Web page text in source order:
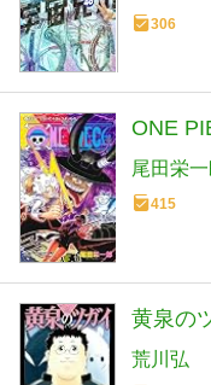
306
ONE
尾田栄
415
黄泉の
荒川弘